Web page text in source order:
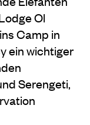
Ol
Camp in
ein wichtiger
Serengeti,